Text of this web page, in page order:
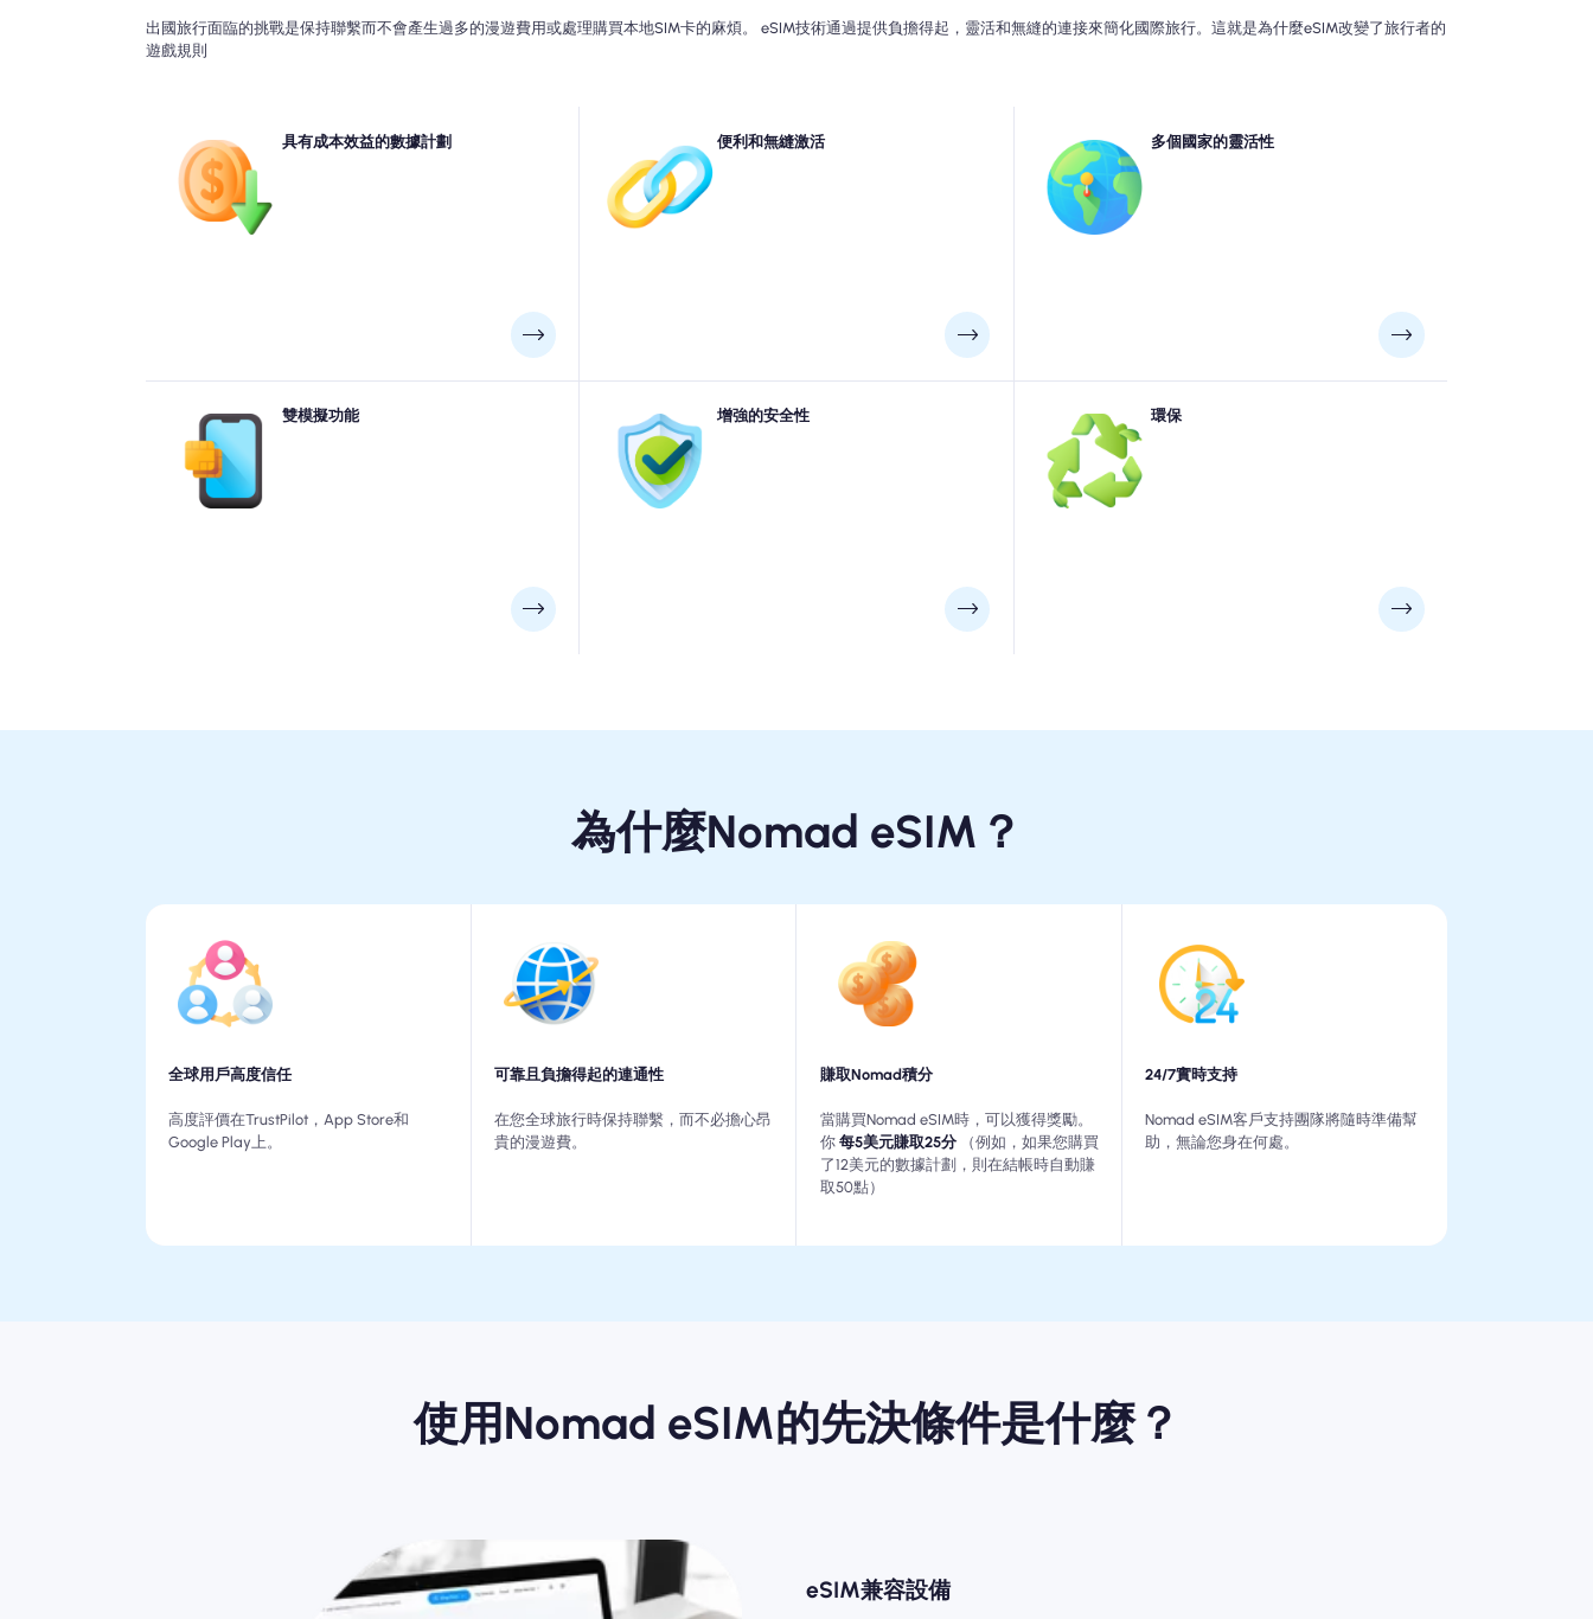
出國旅行面臨的挑戰是保持聯繫而不會產生過多的漫遊費用或處理購買本地SIM卡的麻煩。 eSIM技術通過提供負擔得起，靈活和無縫的連接來簡化國際旅行。這就是為什麼eSIM改變了旅行者的
遊戲規則
具有成本效益的數據計劃
與傳統漫遊相比，eSIM以較低的價格提供競爭性數據計
劃。旅行者不必依靠昂貴的運營商漫遊率，而是可以為目
的地量身定制的負擔得起的本地或地區eSIM計劃。這樣
可以確保在國外可靠的高速Internet訪問權限的同時，可
便利和無縫激活
旅行者在出國時不再需要處理實體SIM卡。他們可以在登
陸前以數字方式安裝和激活移動計劃，而不是在journey
中間搜索售貨亭或處理SIM卡托盤工具。這使得可以輕鬆
地通過電話設置在計劃之間切換，從而提供了一種更方
多個國家的靈活性
許多eSIM提供商提供區域或全球計劃，允許多個國家 /地
區無縫連通性，而無需更改SIM卡。這對於多國旅客，數
字游牧民族或經常在目的地之間移動的人特別有用。
雙模擬功能
許多現代設備都支持雙模擬功能，使用戶可以在使用
eSIM進行旅行數據時維護其主要號碼和文本。此設置可
確保您在享受國外數據訪問的同時，可以在通常的情況下
增強的安全性
與物理SIM卡不同，eSIM不能從您的設備上丟失，被盜或
刪除。這樣可以降低SIM卡盜竊或未經授權使用的風險，
從而確保旅行時更安全，更安全的移動體驗。
環保
與傳統的SIM卡不同，該卡是由塑料製成的，通常包含過
量的包裝，而eSIM完全是數字化的。這意味著不需要物
理製造，運輸或處置SIM卡及其隨附的材料。通過消除塑
料廢物並減少與物流和零售分佈相關的碳足跡，eSIMS代
為什麼Nomad eSIM？
全球用戶高度信任
高度評價在TrustPilot，App Store和
Google Play上。
可靠且負擔得起的連通性
在您全球旅行時保持聯繫，而不必擔心昂
貴的漫遊費。
賺取Nomad積分
當購買Nomad eSIM時，可以獲得獎勵。
你 每5美元賺取25分（例如，如果您購買
了12美元的數據計劃，則在結帳時自動賺
取50點）
24/7實時支持
Nomad eSIM客戶支持團隊將隨時準備幫
助，無論您身在何處。
使用Nomad eSIM的先決條件是什麼？
eSIM兼容設備